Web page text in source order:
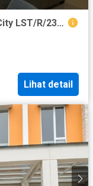
Rumah Lokasi Premium Di Sedayu City LST/R/2390
Lihat detail